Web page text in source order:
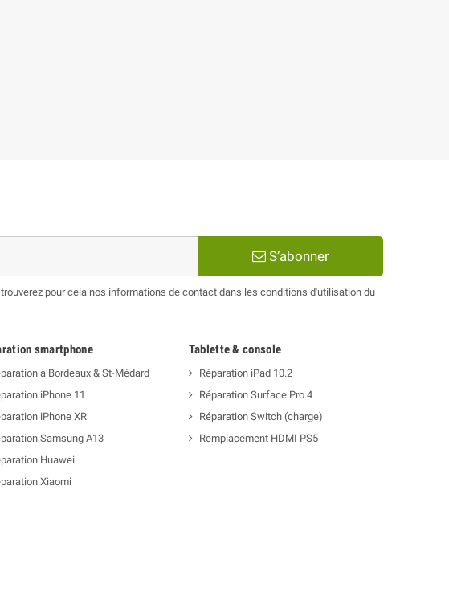
S’abonner
pour cela nos informations de contact dans les conditions d'utilisation du
smartphone
à Bordeaux & St-Médard
iPhone 11
iPhone XR
Samsung A13
Huawei
Xiaomi
Tablette & console
Réparation iPad 10.2
Réparation Surface Pro 4
Réparation Switch (charge)
Remplacement HDMI PS5